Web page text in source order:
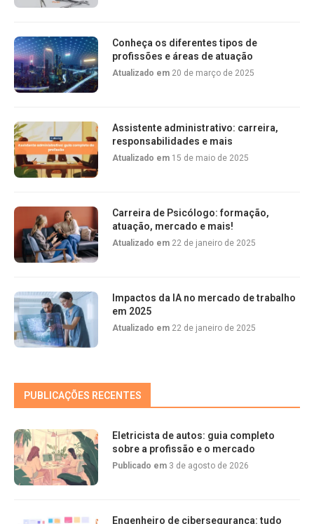
Conheça os diferentes tipos de
profissões e áreas de atuação
Atualizado em 20 de março de 2025
Assistente administrativo: carreira,
responsabilidades e mais
Atualizado em 15 de maio de 2025
Carreira de Psicólogo: formação,
atuação, mercado e mais!
Atualizado em 22 de janeiro de 2025
Impactos da IA no mercado de trabalho
em 2025
Atualizado em 22 de janeiro de 2025
PUBLICAÇÕES RECENTES
Eletricista de autos: guia completo
sobre a profissão e o mercado
Publicado em 3 de agosto de 2026
Engenheiro de cibersegurança: tudo